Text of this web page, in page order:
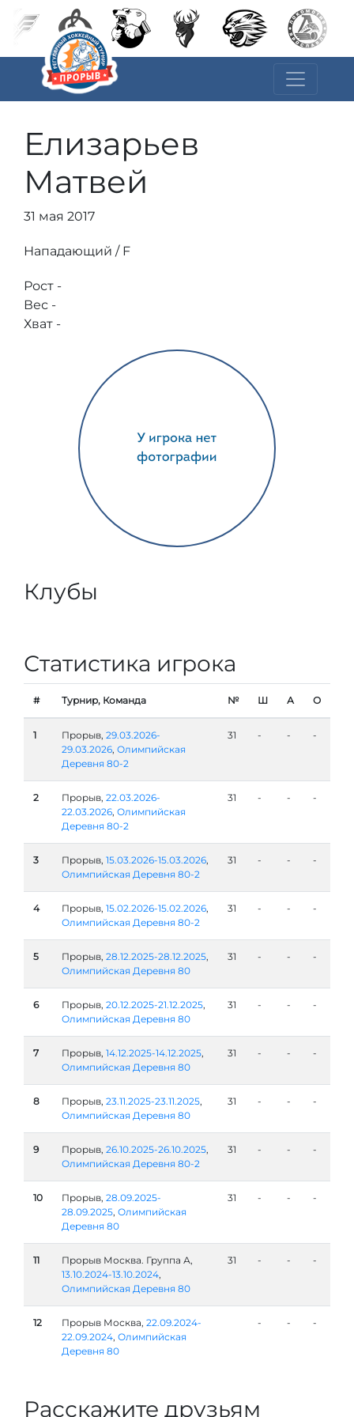
Елизарьев
Матвей
31 мая 2017
Нападающий / F
Рост -
Вес -
Хват -
Клубы
Статистика игрока
# Турнир, Команда № Ш А О
1 Прорыв, 29.03.2026-
29.03.2026, Олимпийская
Деревня 80-2
31 - - -
2 Прорыв, 22.03.2026-
22.03.2026, Олимпийская
Деревня 80-2
31 - - -
3 Прорыв, 15.03.2026-15.03.2026,
Олимпийская Деревня 80-2
31 - - -
4 Прорыв, 15.02.2026-15.02.2026,
Олимпийская Деревня 80-2
31 - - -
5 Прорыв, 28.12.2025-28.12.2025,
Олимпийская Деревня 80
31 - - -
6 Прорыв, 20.12.2025-21.12.2025,
Олимпийская Деревня 80
31 - - -
7 Прорыв, 14.12.2025-14.12.2025,
Олимпийская Деревня 80
31 - - -
8 Прорыв, 23.11.2025-23.11.2025,
Олимпийская Деревня 80
31 - - -
9 Прорыв, 26.10.2025-26.10.2025,
Олимпийская Деревня 80-2
31 - - -
10 Прорыв, 28.09.2025-
28.09.2025, Олимпийская
Деревня 80
31 - - -
11
Прорыв Москва. Группа А,
13.10.2024-13.10.2024,
Олимпийская Деревня 80
31 - - -
12 Прорыв Москва, 22.09.2024-
22.09.2024, Олимпийская
Деревня 80
- - -
Расскажите друзьям